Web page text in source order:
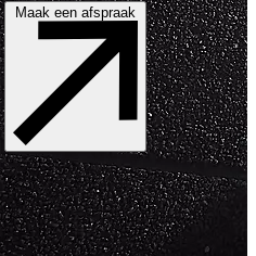
Maak een afspraak